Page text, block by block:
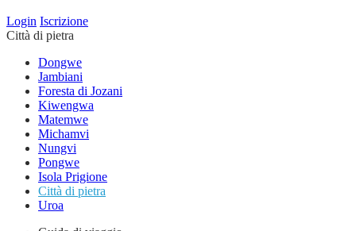
Login Iscrizione
Città di pietra
Dongwe
Jambiani
Foresta di Jozani
Kiwengwa
Matemwe
Michamvi
Nungvi
Pongwe
Isola Prigione
Città di pietra
Uroa